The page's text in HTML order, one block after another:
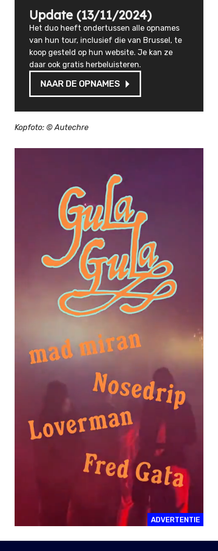
ADVERTENTIE
Update (13/11/2024)
Het duo heeft ondertussen alle opnames
van hun tour, inclusief die van Brussel, te
koop gesteld op hun website. Je kan ze
daar ook gratis herbeluisteren.
NAAR DE OPNAMES
Kopfoto: © Autechre